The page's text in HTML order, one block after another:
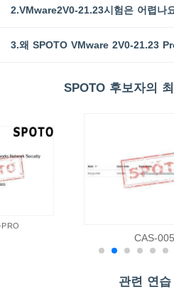
2.VMware2V0-21.23시험은 어렵나
SPOTO 후보자의
CAS-
관련 연습